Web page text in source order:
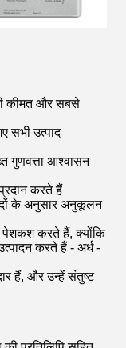
कीमत और सबसे
सभी उत्पाद
गुणवत्ता आश्वासन
करते हैं
के अनुसार अनुकूलन
पेशकश करते हैं, क्योंकि
करते हैं - अर्ध -
हैं, और उन्हें संतुष्ट